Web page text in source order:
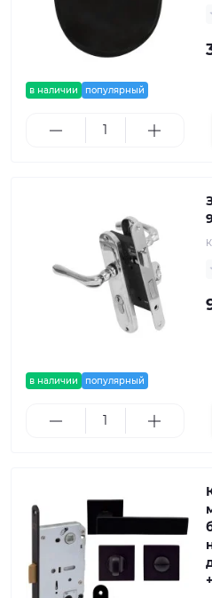
в наличии популярный
в наличии популярный